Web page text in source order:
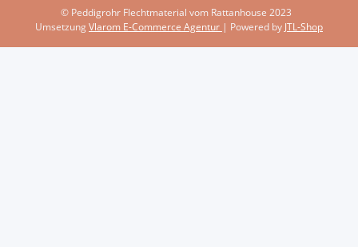
© Peddigrohr Flechtmaterial vom Rattanhouse 2023
UmsetzungVlarom E-Commerce Agentur | Powered by JTL-Shop